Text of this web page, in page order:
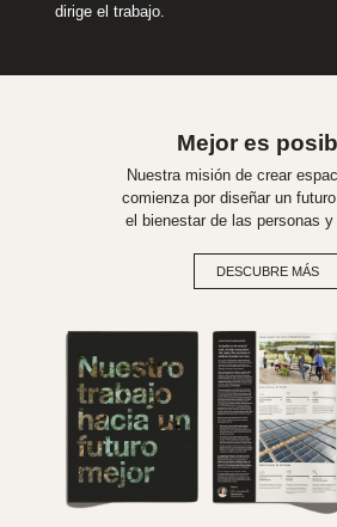
dirige el trabajo.
Mejor es
Nuestra misión de crear
comienza por diseñar un
el bienestar de las personas y
DESCUBRE MÁS